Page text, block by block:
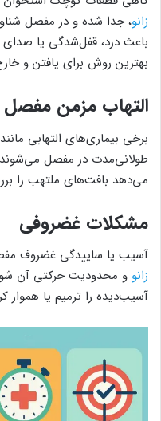
زانو، جدا شده و در مفصل
باعث درد، قفل‌شدگی یا صدای
بهترین روش برای یافتن و
التهاب مزمن مفصل
برخی بیماری‌های التهابی
طولانی‌مدت در مفصل
می‌دهد بافت‌های ملتهب را
مشکلات غضروفی
آسیب یا ساییدگی غضروف
زانو و محدودیت حرکتی آن
آسیب‌دیده را ترمیم یا